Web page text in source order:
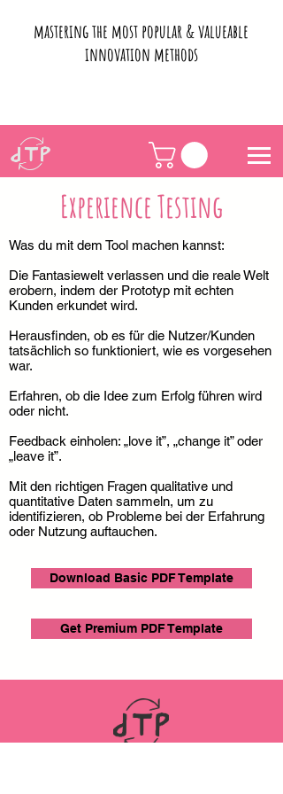
mastering the most popular & valueable
innovation methods
Experience Testing
Was du mit dem Tool machen kannst:
Die Fantasiewelt verlassen und die reale Welt
erobern, indem der Prototyp mit echten
Kunden erkundet wird.
Herausfinden, ob es für die Nutzer/Kunden
tatsächlich so funktioniert, wie es vorgesehen
war.
Erfahren, ob die Idee zum Erfolg führen wird
oder nicht.
Feedback einholen: „love it”, „change it” oder
„leave it”.
Mit den richtigen Fragen qualitative und
quantitative Daten sammeln, um zu
identifizieren, ob Probleme bei der Erfahrung
oder Nutzung auftauchen.
Download Basic PDF Template
Get Premium PDF Template